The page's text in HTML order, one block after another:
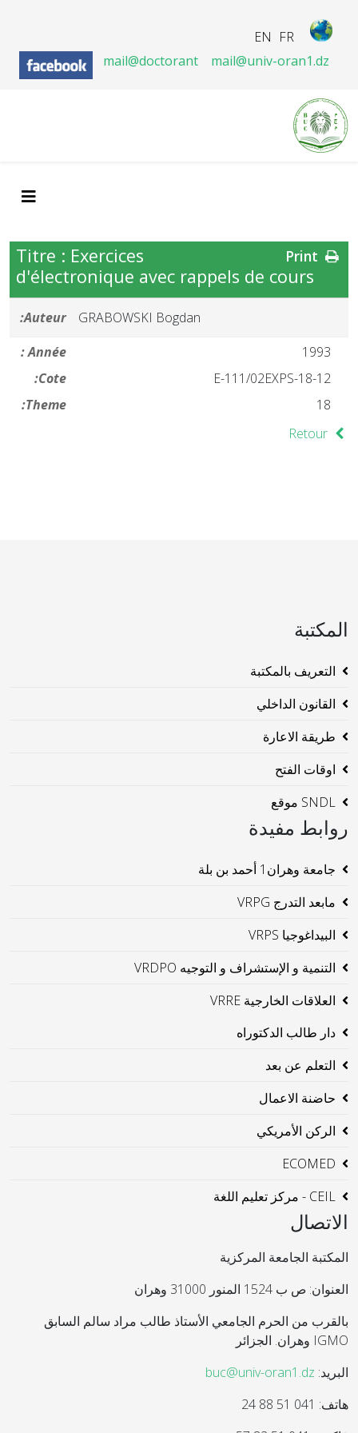
FR
EN
mail@doctorant
mail@univ-oran1.dz
Titre : Exercices
d'électronique avec rappels de cours
Auteur:
GRABOWSKI Bogdan
Année :
1993
Cote:
18-12-E-111/02EXPS
Theme:
18
Retour
المكتبة
التعريف بالمكتبة
القانون الداخلي
طريقة الاعارة
اوقات الفتح
SNDL موقع
روابط مفيدة
جامعة وهران1 أحمد بن بلة
مابعد التدرج VRPG
البيداغوجيا VRPS
التنمية و الإستشراف و التوجيه VRDPO
العلاقات الخارجية VRRE
دار طالب الدكتوراه
التعلم عن بعد
حاضنة الاعمال
الركن الأمريكي
ECOMED
CEIL - مركز تعليم اللغة
الاتصال
المكتبة الجامعة المركزية
العنوان: ص ب 1524 المنور 31000 وهران
بالقرب من الحرم الجامعي الأستاذ طالب مراد سالم السابق
IGMO وهران. الجزائر
البريد: buc@univ-oran1.dz
هاتف: 041 51 88 24